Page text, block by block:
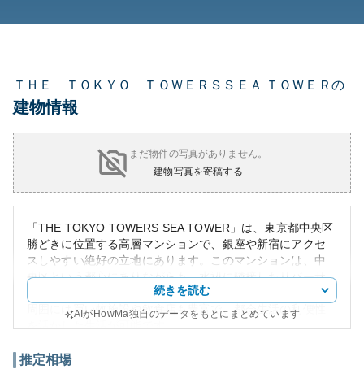
ＴＨＥ ＴＯＫＹＯ ＴＯＷＥＲＳＳＥＡ ＴＯＷＥＲの
建物情報
まだ物件の写真がありません。
建物写真を寄稿する
「THE TOKYO TOWERS SEA TOWER」は、東京都中央区
勝どきに位置する高層マンションで、銀座や新宿にアクセ
スしやすい絶好の立地にあります。このマンションは、中
央区という都心にありながらも、水辺に隣接したリバーサ
イドエリアで、快適な居住環境を提供しています。また、
周囲には買い物施設や飲食店も豊富で、都会生活の利便性
パノラマビューが楽しめます。この地域の地価上昇も相ま
続きを読む
AIがHowMa独自のデータをもとにまとめています
推定相場